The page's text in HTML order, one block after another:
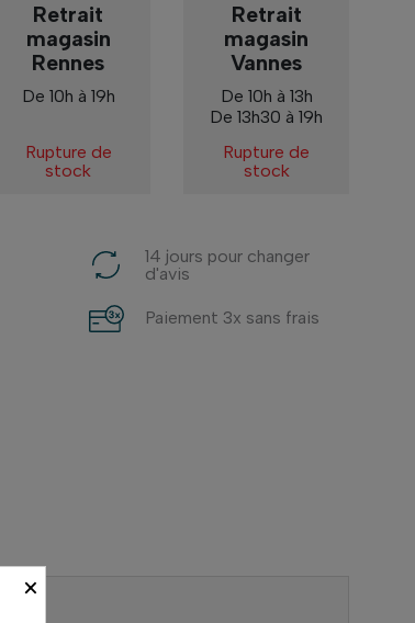
Retrait
magasin
Rennes
De 10h à 19h
Rupture de
stock
Retrait
magasin
Vannes
De 10h à 13h
De 13h30 à 19h
Rupture de
stock
14 jours pour changer
d'avis
Paiement 3x sans frais
×